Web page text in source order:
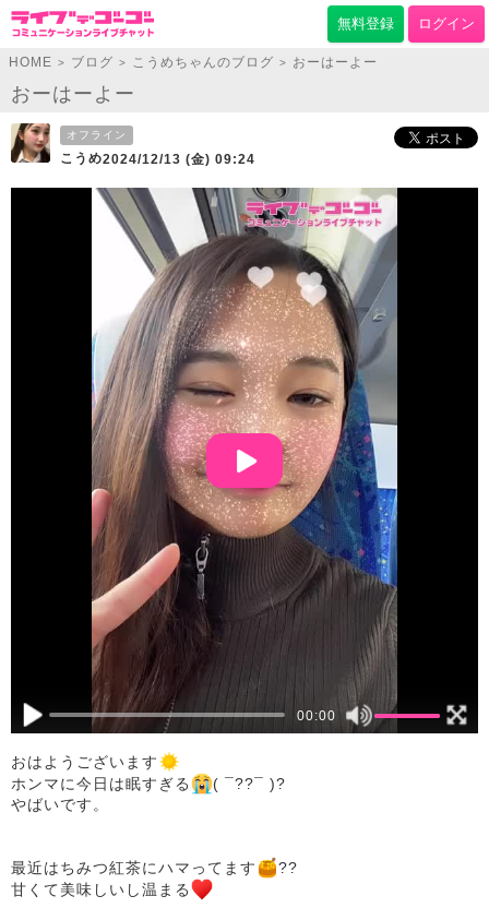
無料登録 ログイン
HOME > ブログ > こうめちゃんのブログ > おーはーよー
おーはーよー
オフライン
こうめ2024/12/13 (金) 09:24
00:00
おはようございます
ホンマに今日は眠すぎる
( ¯??¯ )?
やばいです。
最近はちみつ紅茶にハマってます
??
甘くて美味しいし温まる